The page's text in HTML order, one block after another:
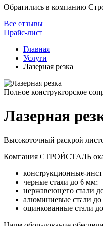
Обратились в компанию
Все отзывы
Прайс-лист
Главная
Услуги
Лазерная резка
Полное конструкторское
Лазерная
Высокоточный раскрой
Компания СТРОЙСТАЛЬ
конструкционные-
черные стали до 6 мм;
нержавеющего стали
алюминиевые стали
оцинкованные стали